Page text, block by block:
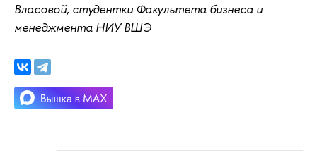
Власовой, студентки Факультета бизнеса и
менеджмента НИУ ВШЭ